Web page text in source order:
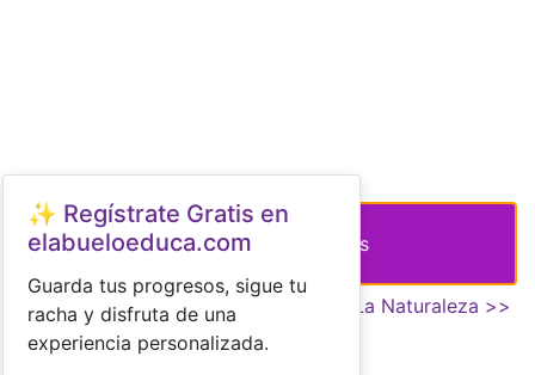
Aprende Los Animales
<< La Casa La Naturaleza >>
✨ Regístrate Gratis en
elabueloeduca.com
Guarda tus progresos, sigue tu
racha y disfruta de una
experiencia personalizada.